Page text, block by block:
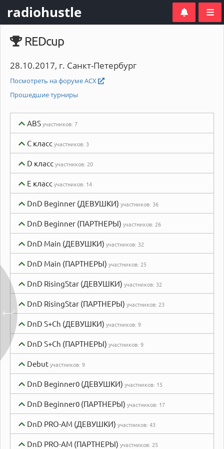
radiohustle
REDcup
28.10.2017, г. Санкт-Петербург
Посмотреть на форуме АСХ
Прошедшие турниры
ABSучастников: 7
C классучастников: 3
D классучастников: 20
E классучастников: 14
DnD Beginner (ДЕВУШКИ) участников: 36
DnD Beginner (ПАРТНЕРЫ) участников: 26
DnD Main (ДЕВУШКИ) участников: 32
DnD Main (ПАРТНЕРЫ) участников: 25
DnD RisingStar (ДЕВУШКИ) участников: 32
DnD RisingStar (ПАРТНЕРЫ) участников: 23
DnD S+Ch (ДЕВУШКИ) участников: 9
DnD S+Ch (ПАРТНЕРЫ) участников: 9
Debutучастников: 9
DnD Beginner0 (ДЕВУШКИ) участников: 15
DnD Beginner0 (ПАРТНЕРЫ) участников: 17
DnD PRO-AM (ДЕВУШКИ) участников: 43
DnD PRO-AM (ПАРТНЕРЫ) участников: 25